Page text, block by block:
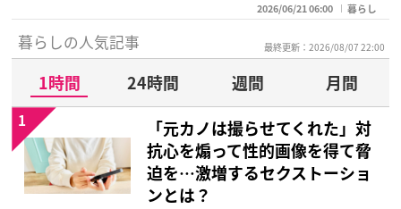
2026/06/21 06:00 暮らし
暮らしの人気記事 最終更新：2026/08/07 22:00
1時間 24時間 週間
月間
「元カノは撮らせてくれた」対
抗心を煽って性的画像を得て脅
迫を…激増するセクストーショ
ンとは？
1